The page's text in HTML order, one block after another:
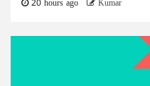
20 hours ago Kumar